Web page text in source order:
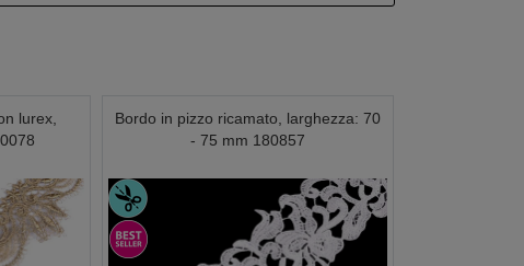
lurex,
Bordo in pizzo ricamato, larghezza: 70
- 75 mm 180857